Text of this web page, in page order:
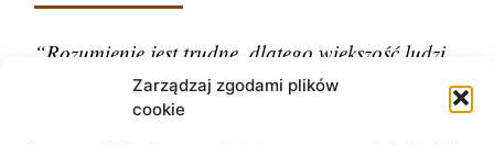
Zarządzaj zgodami plików
cookie
“Rozumienie jest trudne, dlatego większość ludzi
– Carl Gustav Jung